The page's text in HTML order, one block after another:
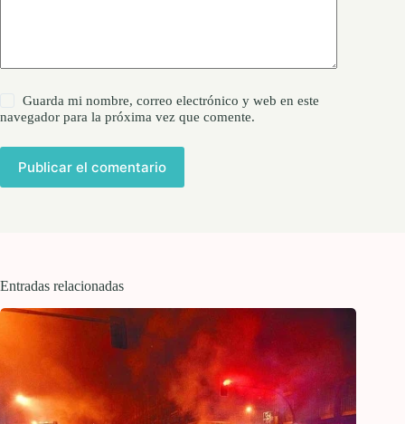
Guarda mi nombre, correo electrónico y web en este
navegador para la próxima vez que comente.
Publicar el comentario
Entradas relacionadas